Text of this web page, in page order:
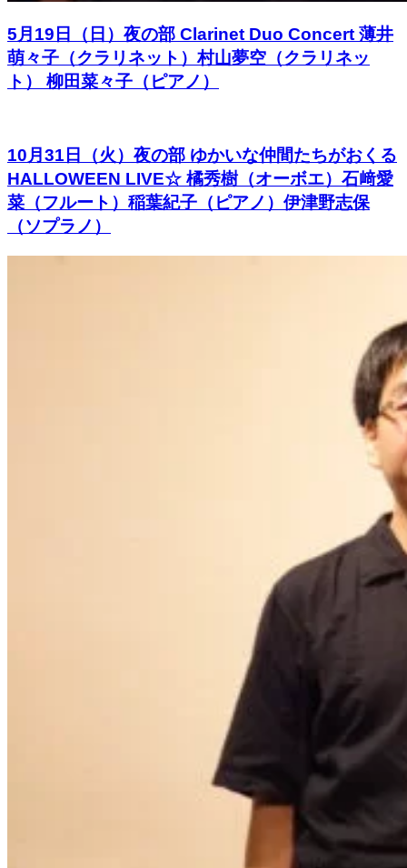
5月19日（日）夜の部 Clarinet Duo Concert 薄井
萌々子（クラリネット）村山夢空（クラリネッ
ト） 柳田菜々子（ピアノ）
10月31日（火）夜の部 ゆかいな仲間たちがおくる
HALLOWEEN LIVE☆ 橘秀樹（オーボエ）石﨑愛
菜（フルート）稲葉紀子（ピアノ）伊津野志保
（ソプラノ）